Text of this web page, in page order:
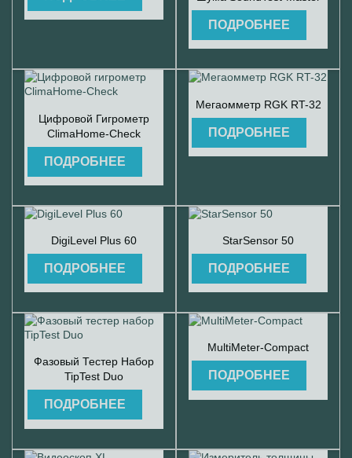
ПОДРОБНЕЕ
 Быстрый просмотр
Цифровой Гигрометр
ClimaHome-Check
ПОДРОБНЕЕ
 Быстрый просмотр
Мегаомметр RGK RT-32
ПОДРОБНЕЕ
Быстрый просмотр
DigiLevel Plus 60
ПОДРОБНЕЕ
Быстрый просмотр
StarSensor 50
ПОДРОБНЕЕ
 Быстрый просмотр
Фазовый Тестер Набор
TipTest Duo
ПОДРОБНЕЕ
Быстрый просмотр
MultiMeter-Compact
ПОДРОБНЕЕ